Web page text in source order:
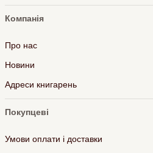
Компанія
Про нас
Новини
Адреси книгарень
Покупцеві
Умови оплати і доставки